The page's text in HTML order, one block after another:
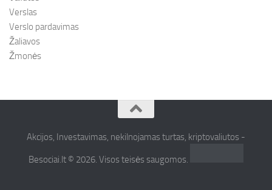
Verslas
Verslo pardavimas
Žaliavos
Žmonės
Akcijos, Investavimas, nekilnojamas turtas, kriptovaliutos -
Besociai.lt © 2026. Visos teisės saugomos.